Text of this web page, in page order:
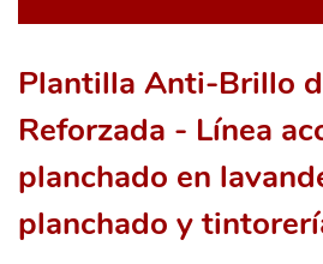
Plantilla Anti-Brillo
Reforzada - Línea
planchado en
planchado y